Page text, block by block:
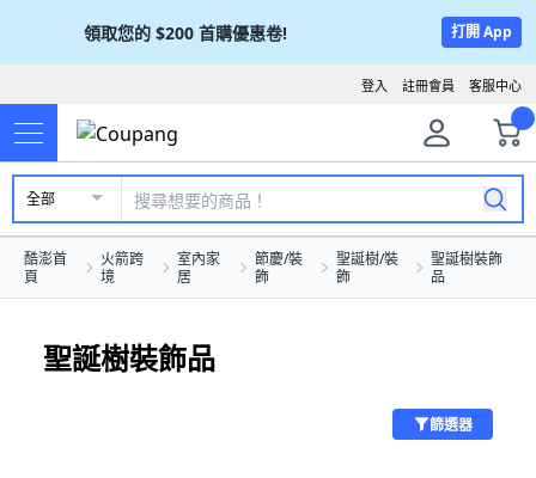
領取您的 $200 首購優惠卷! 打開 App
客服中心
註冊會員
登入
全部
酷澎首
頁
火箭跨
境
室內家
居
節慶/裝
飾
聖誕樹/裝
飾
聖誕樹裝飾
品
聖誕樹裝飾品
篩選器